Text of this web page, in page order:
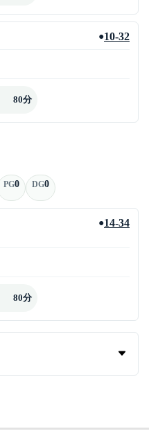
●10-32
80分
PG0 DG0
●14-34
80分